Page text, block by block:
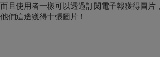
而且使用者一樣可以透過訂閱電子報獲得圖
他們這邊獲得十張圖片！